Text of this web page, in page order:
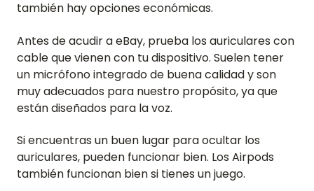
también hay opciones económicas.
Antes de acudir a eBay, prueba los auriculares con
cable que vienen con tu dispositivo. Suelen tener
un micrófono integrado de buena calidad y son
muy adecuados para nuestro propósito, ya que
están diseñados para la voz.
Si encuentras un buen lugar para ocultar los
auriculares, pueden funcionar bien. Los Airpods
también funcionan bien si tienes un juego.